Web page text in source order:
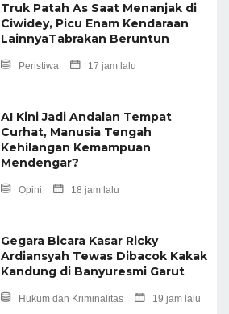
Truk Patah As Saat Menanjak di
Ciwidey, Picu Enam Kendaraan
LainnyaTabrakan Beruntun
Peristiwa 17 jam lalu
AI Kini Jadi Andalan Tempat
Curhat, Manusia Tengah
Kehilangan Kemampuan
Mendengar?
Opini 18 jam lalu
Gegara Bicara Kasar Ricky
Ardiansyah Tewas Dibacok Kakak
Kandung di Banyuresmi Garut
Hukum dan Kriminalitas 19 jam lalu